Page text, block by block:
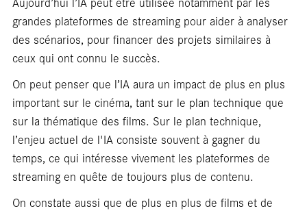
grandes plateformes de streaming pour aider à analyser
des scénarios, pour financer des projets similaires à
ceux qui ont connu le succès.
On peut penser que l’IA aura un impact de plus en plus
important sur le cinéma, tant sur le plan technique que
sur la thématique des films. Sur le plan technique,
l’enjeu actuel de l'IA consiste souvent à gagner du
temps, ce qui intéresse vivement les plateformes de
streaming en quête de toujours plus de contenu.
On constate aussi que de plus en plus de films et de